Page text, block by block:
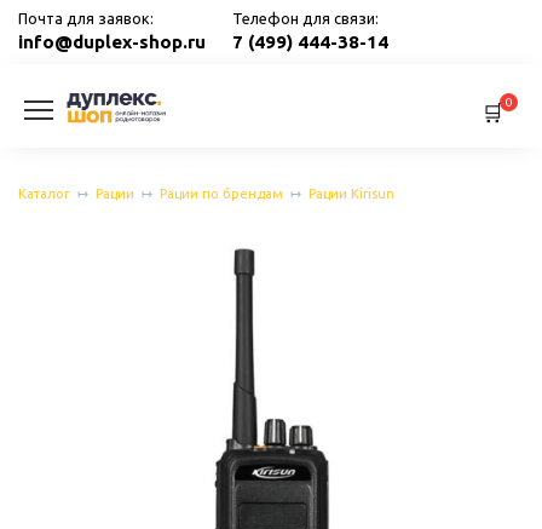
Перейти
Почта для заявок:
info@duplex-shop.ru
Телефон для связи:
7 (499) 444-38-14
0
Каталог Рации Рации по брендам Рации Kirisun